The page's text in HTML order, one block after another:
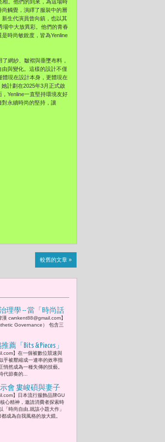
相。他們的到來，為這場時
觸覺，演繹了服裝中的層
生代演員曾向鎮，也以其
場中大放異彩。他們的青春
時尚敏銳度，皆為Yenline
網紗、皺褶與垂墜布料，
與變化。這樣的設計不僅
體現在設計本身，更體現在
計劃在2025年3月正式啟
Yenline一直堅持環境友好
永續時尚的堅持，讓
較舊的文章 »
治理學 -- 當「時尚話
是種沉默的視覺語
的 「這世界根本
經先決定怎麼看
行VOGUE與銀行總
如何用審美統
cwnkent88@gmail.com】
Governance） 包含三
薦「Bits & Pieces」
傳遞彼此被遺忘的
也被溫柔對待。」
傑相視一笑 所有的
的溫暖
】在一個被數位競速與
乎被壓縮成一連串的效率指
悄然成為一種失傳的技藝。
代節奏的...
展示會 婁峻碩與妻子
自由風
】日本流行服飾品牌GU
心精神，邀請消費者探索時
「時尚自由,就該小題大作」
成為自我風格的放大鏡。